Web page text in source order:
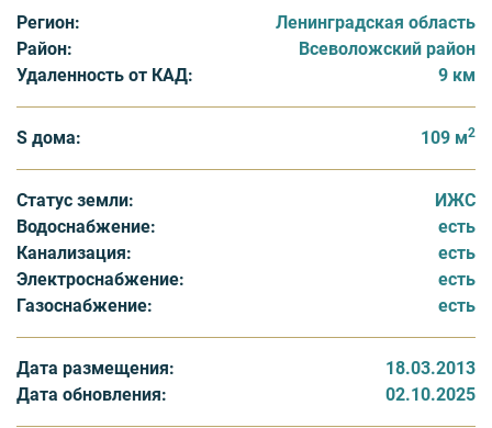
«Роквилль» - это уже готовый для комфортного
проживания комплекс с хорошо продуманной и
развитой инфраструктурой. Каждое владение
подключен ко всем необходимым инженерным
системам.
огражденная по всему периметру. Круглосуточная
службы охраны гарантирует не только безопасность,
но и спокойный отдых всех проживающих в этом
уютном и милом английском уголке, который никого
не оставит равнодушным.
Регион:
Ленинградская область
Район:
Всеволожский район
Удаленность от КАД:
9 км
S дома: 109 м2
Статус земли:
ИЖС
Водоснабжение:
есть
Канализация:
есть
Электроснабжение:
есть
Газоснабжение:
есть
Дата размещения:
18.03.2013
Дата обновления:
02.10.2025